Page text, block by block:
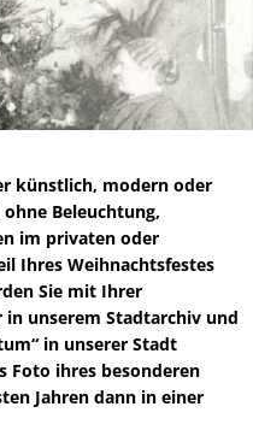
künstlich, modern oder
Beleuchtung,
im privaten oder
Ihres Weihnachtsfestes
Sie mit Ihrer
in unserem Stadtarchiv und
in unserer Stadt
Foto ihres besonderen
Jahren dann in einer